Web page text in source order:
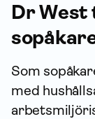
Dr West
Som
med